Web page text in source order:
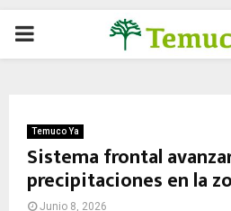
P
M
Temuco Ya
Sistema frontal
precipitaciones en la
Junio 8, 2026